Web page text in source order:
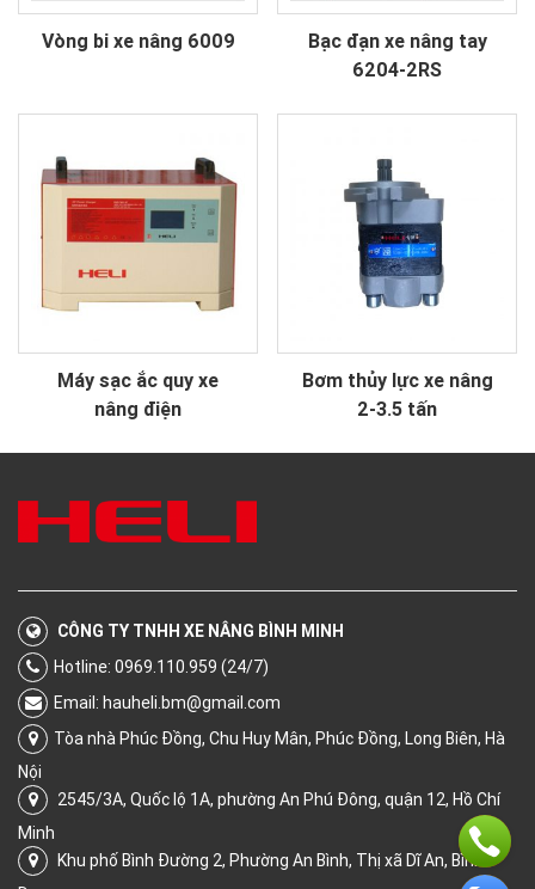
Vòng bi xe nâng 6009
Bạc đạn xe nâng tay
6204-2RS
Máy sạc ắc quy xe
nâng điện
Bơm thủy lực xe nâng
2-3.5 tấn
CÔNG TY TNHH XE NÂNG BÌNH MINH
Hotline: 0969.110.959 (24/7)
Email: hauheli.bm@gmail.com
Tòa nhà Phúc Đồng, Chu Huy Mân, Phúc Đồng, Long Biên, Hà
Nội
2545/3A, Quốc lộ 1A, phường An Phú Đông, quận 12, Hồ Chí
Minh
Khu phố Bình Đường 2, Phường An Bình, Thị xã Dĩ An, Bình